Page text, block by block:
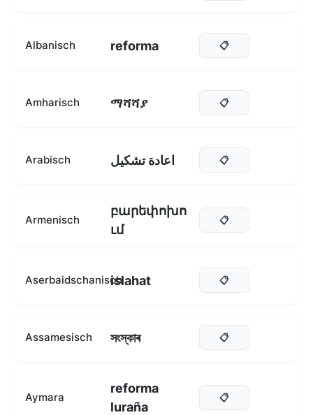
Albanisch reforma 📋
Amharisch ማሻሻያ 📋
Arabisch اعادة تشكيل 📋
Armenisch
բարեփոխո
ւմ
📋
Aserbaidschanischislahat 📋
Assamesisch সংস্কাৰ 📋
Aymara
reforma
luraña
📋